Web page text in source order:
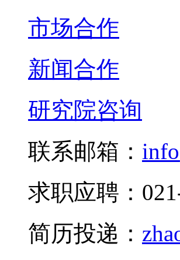
市场合作
新闻合作
研究院咨询
联系邮箱：
求职应聘：
简历投递：